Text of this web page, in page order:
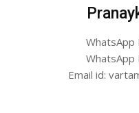
WhatsApp
Email id: